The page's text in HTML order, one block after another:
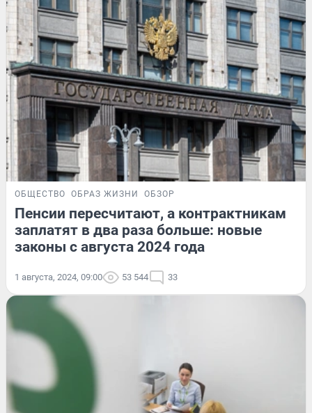
ОБЩЕСТВО ОБРАЗ ЖИЗНИ ОБЗОР
Пенсии пересчитают, а контрактникам
заплатят в два раза больше: новые
законы с августа 2024 года
1 августа, 2024, 09:00 53 544 33